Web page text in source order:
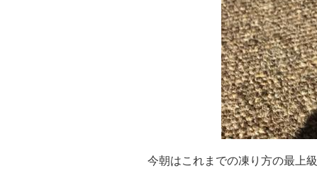
今朝はこれまでの凍り方の最上級